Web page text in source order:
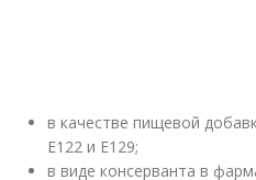
в качестве пищевой
E122 и E129;
в виде консерванта в